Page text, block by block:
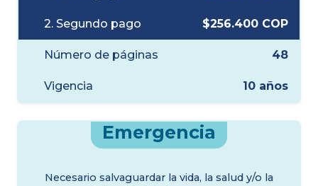
2. Segundo pago $256.400 COP
Número de páginas 48
Vigencia 10 años
Emergencia
Necesario salvaguardar la vida, la salud y/o la